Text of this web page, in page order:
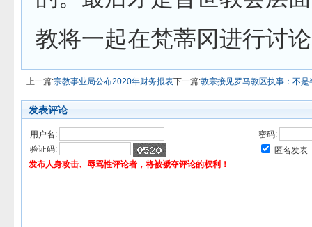
教将一起在梵蒂冈进行讨
上一篇:宗教事业局公布2020年财务报表下一篇:教宗接见罗马教区执事：不
发表评论
用户名:
密码:
验证码:
匿名发表
发布人身攻击、辱骂性评论者，将被褫夺评论的权利！